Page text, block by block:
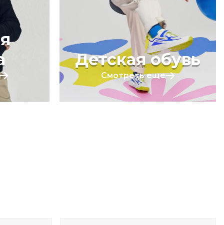
Детская обувь
Смотреть еще